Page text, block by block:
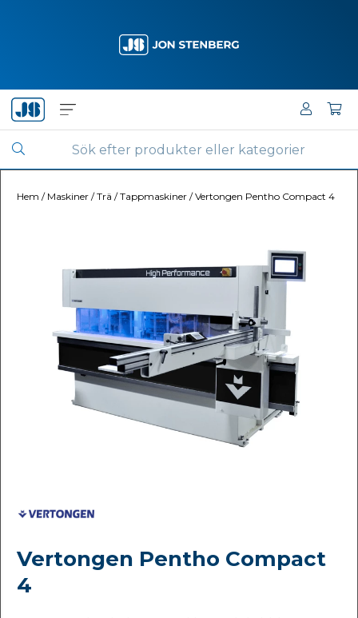
Hem / Maskiner /Trä /Tappmaskiner /Vertongen Pentho Compact 4
Vertongen Pentho Compact
4